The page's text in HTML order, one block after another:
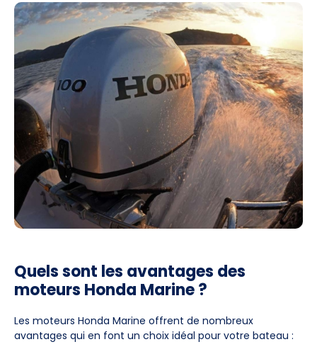
Quels sont les avantages des
moteurs Honda Marine ?
Les moteurs Honda Marine offrent de nombreux
avantages qui en font un choix idéal pour votre bateau :